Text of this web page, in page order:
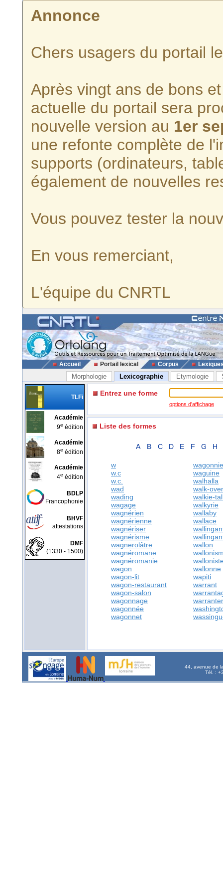
Annonce
Chers usagers du portail
Après vingt ans de bons
actuelle du portail sera
nouvelle version au 1er
une refonte complète de
supports (ordinateurs,
également de nouvelles
Vous pouvez tester la
En vous remerciant,
L'équipe du CNRTL
Accueil Portail lexical Corpus
Morphologie Lexicographie Etymologie
TLFi
Académie
9e édition
Académie
8e édition
Académie
4e édition
BDLP
Francophonie
BHVF
attestations
DMF
(1330 - 1500)
Entrez une forme
options d'affichage
Liste des formes
A B C D E F G H
w
w.c
waguine
w.c.
walhalla
wad
walk-over
wading
walkie-
wagage
walkyrie
wagnérien
wallaby
wagnérienne
wallace
wagnériser
wagnérisme
wagnerolâtre
wallon
wagnéromane
wagnéromanie
wagon
wallonne
wagon-lit
wapiti
wagon-restaurant
warrant
wagon-salon
wagonnage
warranter
wagonnée
wagonnet
44, avenue de
Tél. :